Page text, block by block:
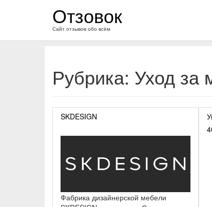
Отзовок
Сайт отзывов обо всём
Рубрика: Уход за
SKDESIGN
Фабрика дизайнерской мебели